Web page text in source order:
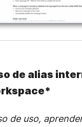
de alias
de uso,